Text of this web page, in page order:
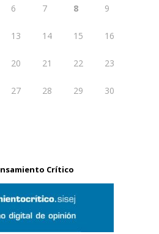
6 7 8 9
13 14 15 16
20 21 22 23
27 28 29 30
Crítico